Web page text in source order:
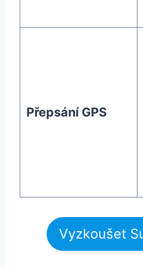
Přepsání GPS
Vyzkoušet